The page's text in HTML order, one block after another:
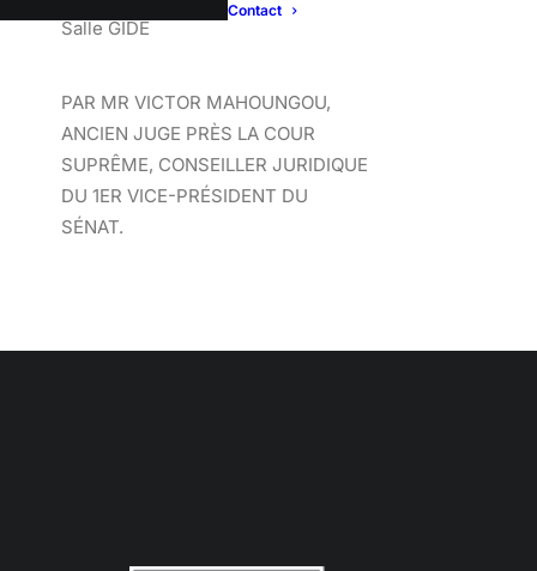
Contact
PAR MR VICTOR MAHOUNGOU,
ANCIEN JUGE PRÈS LA COUR
SUPRÊME, CONSEILLER JURIDIQUE
DU 1ER VICE-PRÉSIDENT DU
SÉNAT.
Salle GIDE